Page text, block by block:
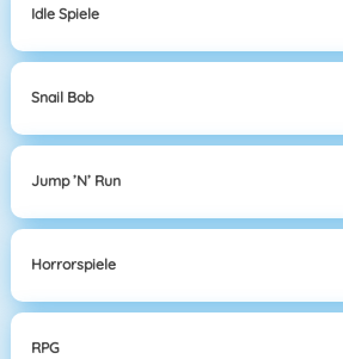
Idle Spiele
Snail Bob
Jump ’n’ Run
Horrorspiele
RPG